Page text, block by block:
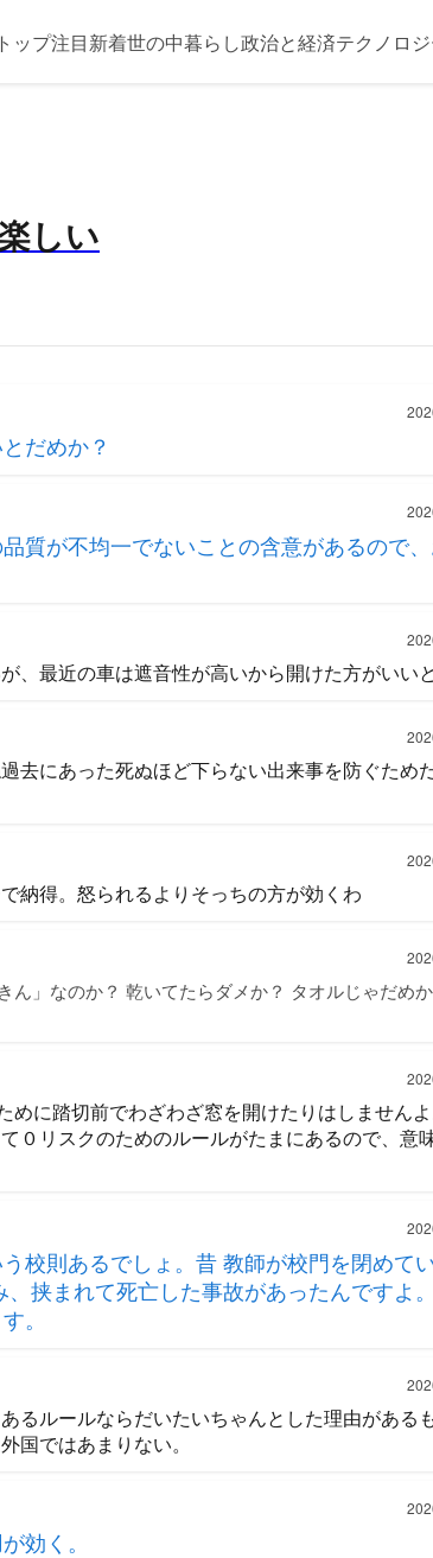
トップ注目新着世の中暮らし政治と経済テクノロ
しい
だめか？
質が不均一でないことの含意があるので、
、最近の車は遮音性が高いから開けた方がいいと
去にあった死ぬほど下らない出来事を防ぐため
納得。怒られるよりそっちの方が効くわ
ん」なのか？ 乾いてたらダメか？ タオルじゃだめ
めに踏切前でわざわざ窓を開けたりはしません
０リスクのためのルールがたまにあるので、意
校則あるでしょ。昔 教師が校門を閉めて
挟まれて死亡した事故があったんですよ
。
るルールならだいたいちゃんとした理由がある
国ではあまりない。
効く。